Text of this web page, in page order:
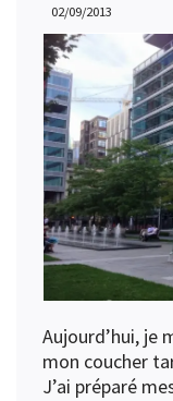
02/09/2013
Aujourd’hui, je
mon coucher
J’ai préparé